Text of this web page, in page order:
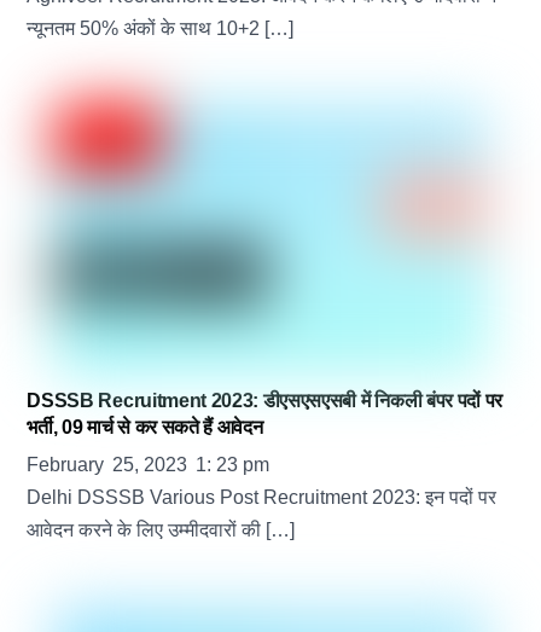
न्यूनतम 50% अंकों के साथ 10+2 […]
DSSSB Recruitment 2023: डीएसएसएसबी में निकली बंपर पदों पर
भर्ती, 09 मार्च से कर सकते हैं आवेदन
February 25,2023 1:23 pm
Delhi DSSSB Various Post Recruitment 2023: इन पदों पर
आवेदन करने के ​लिए उम्मीदवारों की […]